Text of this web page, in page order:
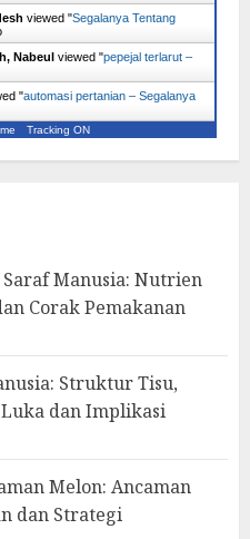
viewed "Segalanya Tentang
Nabeul viewed "pepejal terlarut –
"automasi pertanian – Segalanya
Tracking ON
Manusia: Nutrien
Corak Pemakanan
Struktur Tisu,
dan Implikasi
Melon: Ancaman
dan Strategi